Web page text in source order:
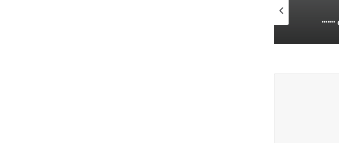
“ابو عمر” السوري …. هذه المرة
2026-07-07